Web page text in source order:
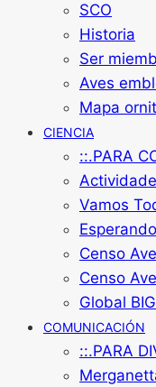
SCO
Historia
Ser
Aves
Mapa
CIENCIA
::.PARA
Vamos
Censo
Censo
Global
COMUNICACIÓN
::.PARA